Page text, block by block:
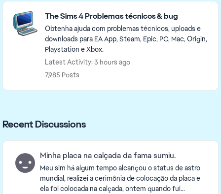
Featured Places
The Sims 4 Problemas técnicos & bug
Obtenha ajuda com problemas técnicos, uploads e
downloads para EA App, Steam, Epic, PC, Mac, Origin,
Playstation e Xbox.
Latest Activity: 3 hours ago
7,985 Posts
Recent Discussions
Minha placa na calçada da fama sumiu.
Meu sim há algum tempo alcançou o status de astro
mundial, realizei a cerimônia de colocação da placa e
ela foi colocada na calçada, ontem quando fui